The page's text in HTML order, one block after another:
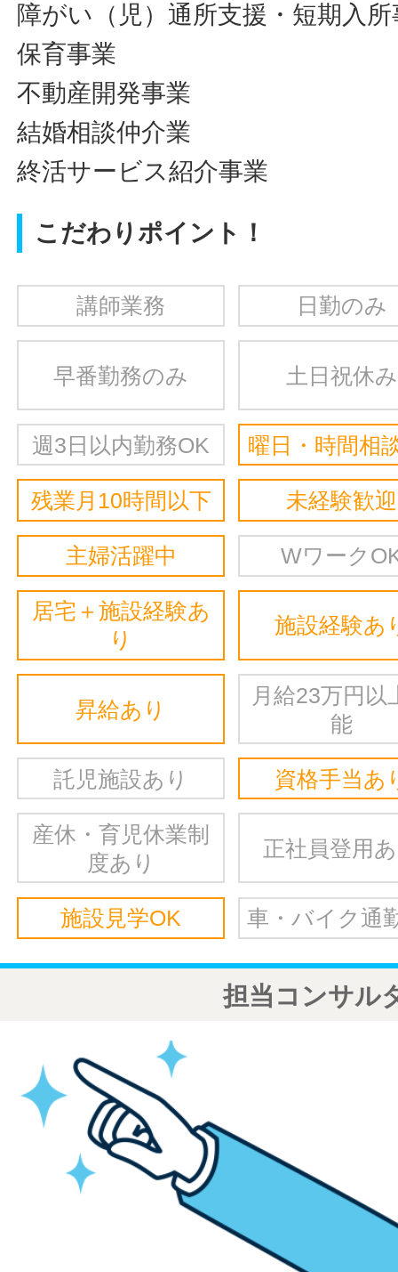
障がい（児）通所支援・短期入所
保育事業
不動産開発事業
結婚相談仲介業
終活サービス紹介事業
こだわりポイント！
講師業務 日勤のみ
早番勤務のみ 土日祝休み
週3日以内勤務OK 曜日・時間相
残業月10時間以下 未経験歓迎
主婦活躍中 Wワーク
居宅＋施設経験あ
り
施設経験あ
昇給あり
月給23万円以
能
託児施設あり 資格手当あ
産休・育児休業制
度あり
正社員登用
施設見学OK 車・バイク通
担当コンサル